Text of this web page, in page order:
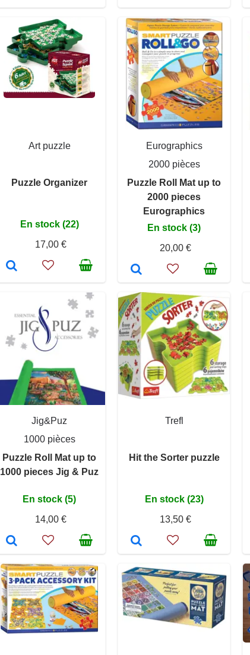
Art puzzle
Puzzle Organizer
En stock (22)
17,00 €
Eurographics
2000 pièces
Puzzle Roll Mat up to
2000 pieces
Eurographics
En stock (3)
20,00 €
Jig&Puz
1000 pièces
Puzzle Roll Mat up to
1000 pieces Jig & Puz
En stock (5)
14,00 €
Trefl
Hit the Sorter puzzle
En stock (23)
13,50 €